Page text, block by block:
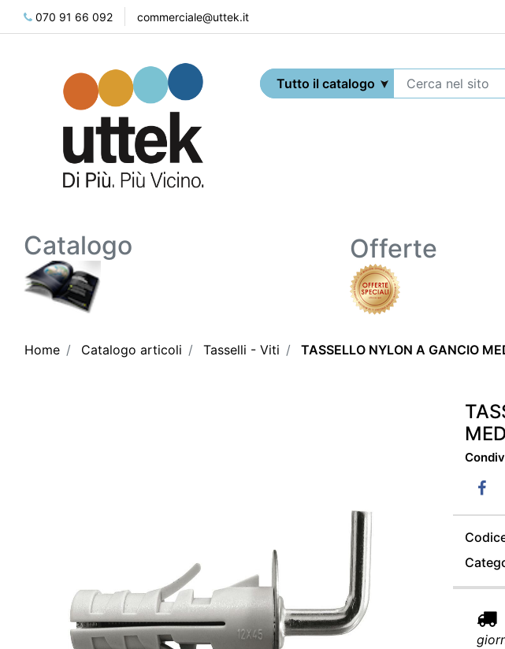
070 91 66 092 commerciale@uttek.it
Catalogo Offerte
Home Catalogo articoli Tasselli - Viti TASSELLO NYLON A GANCIO